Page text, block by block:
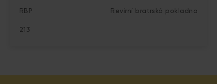
RBP Revírní bratrská pokladna
213